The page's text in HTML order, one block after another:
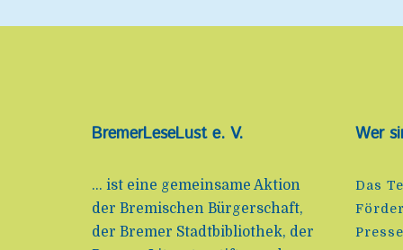
BremerLeseLust e. V.
... ist eine gemeinsame Aktion
der Bremischen Bürgerschaft,
der Bremer Stadtbibliothek, der
Wer
Das
Presse